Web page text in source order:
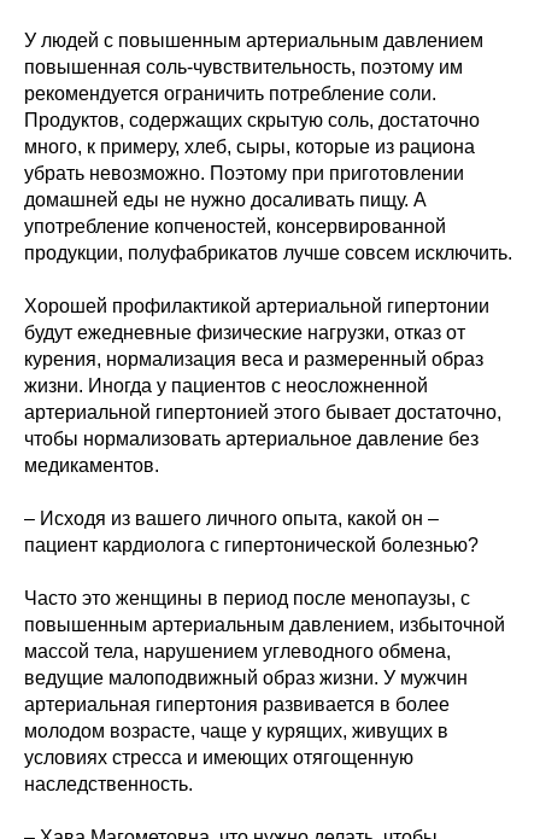
У людей с повышенным артериальным давлением
повышенная соль-чувствительность, поэтому им
рекомендуется ограничить потребление соли.
Продуктов, содержащих скрытую соль, достаточно
много, к примеру, хлеб, сыры, которые из рациона
убрать невозможно. Поэтому при приготовлении
домашней еды не нужно досаливать пищу. А
употребление копченостей, консервированной
продукции, полуфабрикатов лучше совсем исключить.
Хорошей профилактикой артериальной гипертонии
будут ежедневные физические нагрузки, отказ от
курения, нормализация веса и размеренный образ
жизни. Иногда у пациентов с неосложненной
артериальной гипертонией этого бывает достаточно,
чтобы нормализовать артериальное давление без
медикаментов.
– Исходя из вашего личного опыта, какой он –
пациент кардиолога с гипертонической болезнью?
Часто это женщины в период после менопаузы, с
повышенным артериальным давлением, избыточной
массой тела, нарушением углеводного обмена,
ведущие малоподвижный образ жизни. У мужчин
артериальная гипертония развивается в более
молодом возрасте, чаще у курящих, живущих в
условиях стресса и имеющих отягощенную
наследственность.